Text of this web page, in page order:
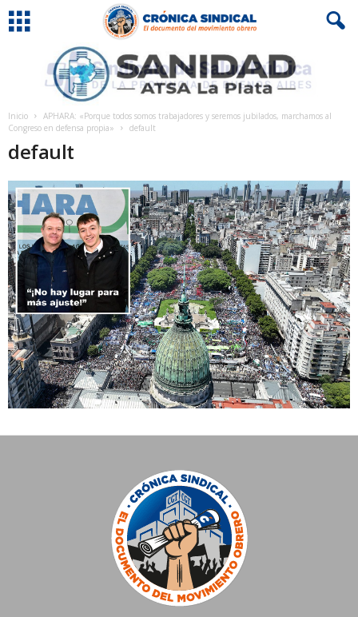
Inicio
APHARA: «Porque todos somos trabajadores y seremos jubilados, marchamos al
Congreso en defensa propia»
default
default